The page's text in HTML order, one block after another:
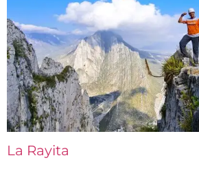
La Rayita